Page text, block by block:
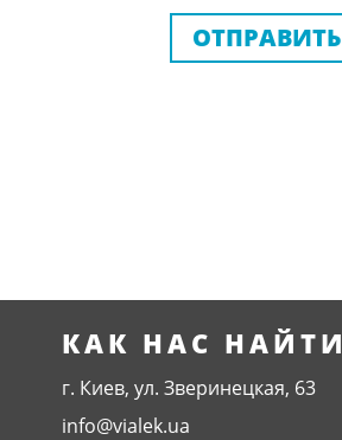
ОТПРАВИТЬ
КАК НАС НАЙТИ
г. Киев, ул. Зверинецкая, 63
info@vialek.ua